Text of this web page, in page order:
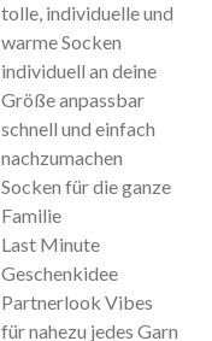
tolle, individuelle und
warme Socken
individuell an deine
Größe anpassbar
schnell und einfach
nachzumachen
Socken für die ganze
Familie
Last Minute
Geschenkidee
Partnerlook Vibes
für nahezu jedes Garn